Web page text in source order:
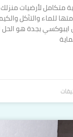
متكامل لأرضيات
للماء والتآكل
ايبوكسي بجدة هو